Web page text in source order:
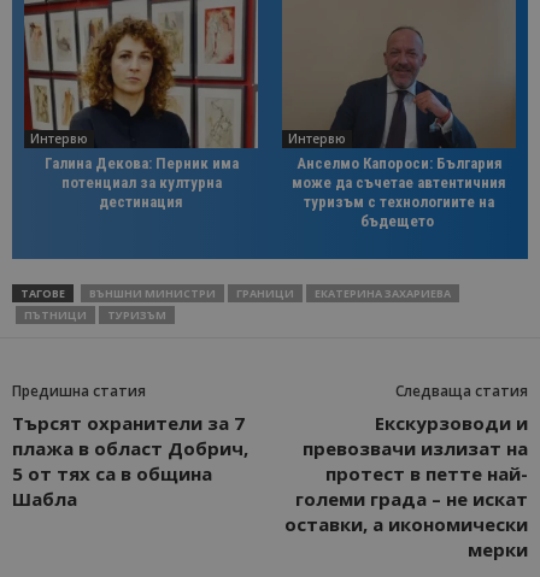
Интервю
Галина Декова: Перник има
потенциал за културна
дестинация
Интервю
Анселмо Капороси: България
може да съчетае автентичния
туризъм с технологиите на
бъдещето
ТАГОВЕ ВЪНШНИ МИНИСТРИ ГРАНИЦИ
ЕКАТЕРИНА ЗАХАРИЕВА
ПЪТНИЦИ
ТУРИЗЪМ
Предишна статия
Търсят охранители за 7
плажа в област Добрич,
5 от тях са в община
Шабла
Следваща статия
Екскурзоводи и
превозвачи излизат на
протест в петте най-
големи града – не искат
оставки, а икономически
мерки